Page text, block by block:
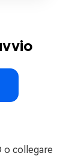
o collegare